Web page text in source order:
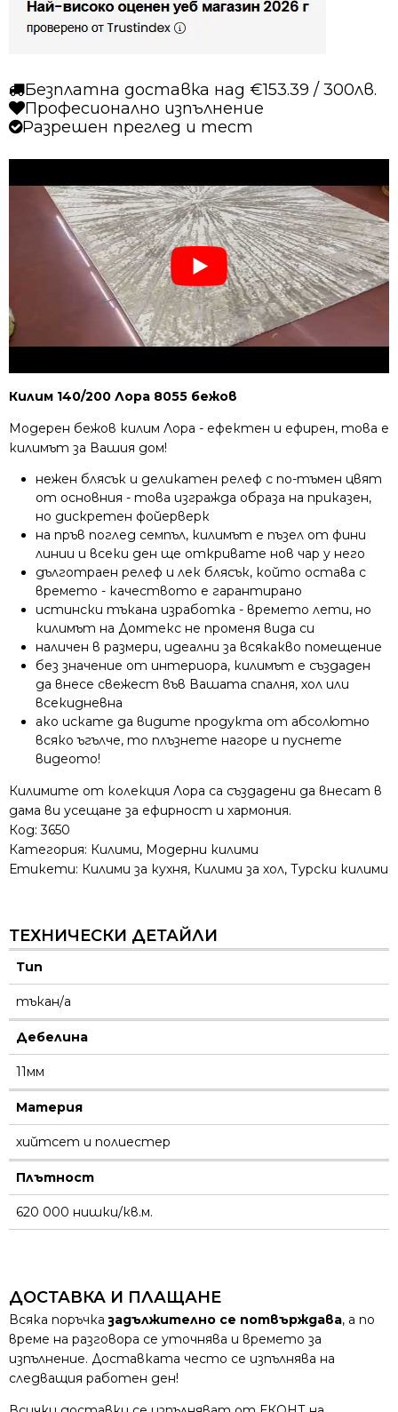
Безплатна доставка над €153.39 / 300лв.
Професионално изпълнение
Разрешен преглед и тест
Килим 140/200 Лора 8055 бежов
Модерен бежов килим Лора - ефектен и ефирен, това е
килимът за Вашия дом!
нежен блясък и деликатен релеф с по-тъмен цвят
от основния - това изгражда образа на приказен,
но дискретен фойерверк
на пръв поглед семпъл, килимът е пъзел от фини
линии и всеки ден ще откривате нов чар у него
дълготраен релеф и лек блясък, който остава с
времето - качеството е гарантирано
истински тъкана изработка - времето лети, но
килимът на Домтекс не променя вида си
наличен в размери, идеални за всякакво помещение
без значение от интериора, килимът е създаден
да внесе свежест във Вашата спалня, хол или
всекидневна
ако искате да видите продукта от абсолютно
всяко ъгълче, то плъзнете нагоре и пуснете
видеото!
Килимите от колекция Лора са създадени да внесат в
дама ви усещане за ефирност и хармония.
Код:3650
Категория: Килими, Модерни килими
Етикети: Килими за кухня, Килими за хол, Турски килими
ТЕХНИЧЕСКИ ДЕТАЙЛИ
Тип
тъкан/а
Дебелина
11мм
Материя
хийтсет и полиестeр
Плътност
620 000 нишки/кв.м.
ДОСТАВКА И ПЛАЩАНЕ
Всяка поръчказадължително се потвърждава, а по
време на разговора се уточнява и времето за
изпълнение. Доставката често се изпълнява на
следващия работен ден!